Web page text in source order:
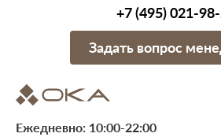
+7 (495) 021-
Задать вопрос
Ежедневно: 10:00-22:00